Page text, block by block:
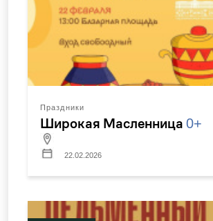
Праздники
Широкая Масленница 0+
22.02.2026